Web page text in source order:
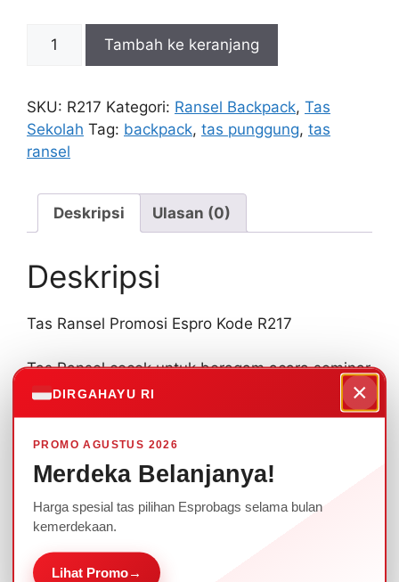
Kuantitas
Promosi
Espro
Kode
Tambah ke keranjang
SKU: R217 Kategori: Ransel Backpack, Tas
Sekolah Tag: backpack, tas punggung, tas
ransel
Deskripsi Ulasan (0)
Deskripsi
Tas Ransel Promosi Espro Kode R217
Tas Ransel cocok untuk beragam acara seminar
maupun rapat Perusahaan anda.
sablon/bordir.
Spesifikasi Tas Ransel Promosi Espro Kode : R-
217 :
DIRGAHAYU RI ×
PROMO AGUSTUS 2026
Merdeka Belanjanya!
Harga spesial tas pilihan Esprobags selama bulan
kemerdekaan.
Lihat Promo→